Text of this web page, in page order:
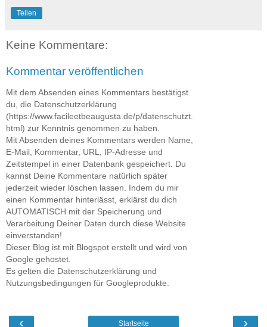
Teilen
Keine Kommentare:
Kommentar veröffentlichen
Mit dem Absenden eines Kommentars bestätigst
du, die Datenschutzerklärung
(https://www.facileetbeaugusta.de/p/datenschutzt.
html) zur Kenntnis genommen zu haben.
Mit Absenden deines Kommentars werden Name,
E-Mail, Kommentar, URL, IP-Adresse und
Zeitstempel in einer Datenbank gespeichert. Du
kannst Deine Kommentare natürlich später
jederzeit wieder löschen lassen. Indem du mir
einen Kommentar hinterlässt, erklärst du dich
AUTOMATISCH mit der Speicherung und
Verarbeitung Deiner Daten durch diese Website
einverstanden!
Dieser Blog ist mit Blogspot erstellt und wird von
Google gehostet.
Es gelten die Datenschutzerklärung und
Nutzungsbedingungen für Googleprodukte.
‹ ›
Startseite